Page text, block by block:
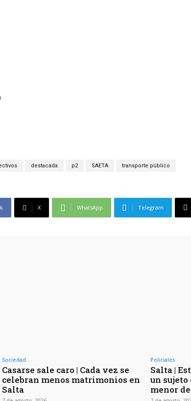
destacada p2 SAETA transporte público
X WhatsApp Telegram
Sociedad
Casarse sale caro | Cada vez se
celebran menos matrimonios en
Salta
Policiales
Salta |
un sujeto
menor